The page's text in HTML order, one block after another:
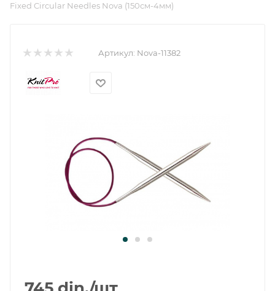
Fixed Circular Needles Nova (150см-4мм)
Артикул: Nova-11382